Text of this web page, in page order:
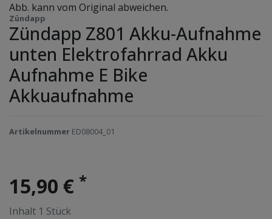
Abb. kann vom Original abweichen.
Zündapp
Zündapp Z801 Akku-Aufnahme
unten Elektrofahrrad Akku
Aufnahme E Bike
Akkuaufnahme
Artikelnummer ED08004_01
15,90 € *
Inhalt 1 Stück